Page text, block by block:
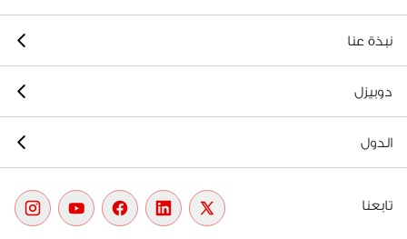
نبذة عنا
دوبيزل
الدول
تابعنا